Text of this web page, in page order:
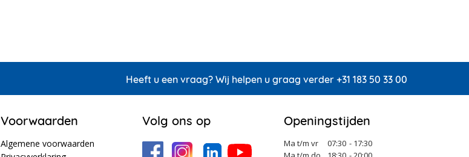
Heeft u een vraag? Wij helpen u graag verder +31 183 50 33 00
Voorwaarden
Algemene voorwaarden
Volg ons op Openingstijden
Ma t/m vr 07:30 - 17:30